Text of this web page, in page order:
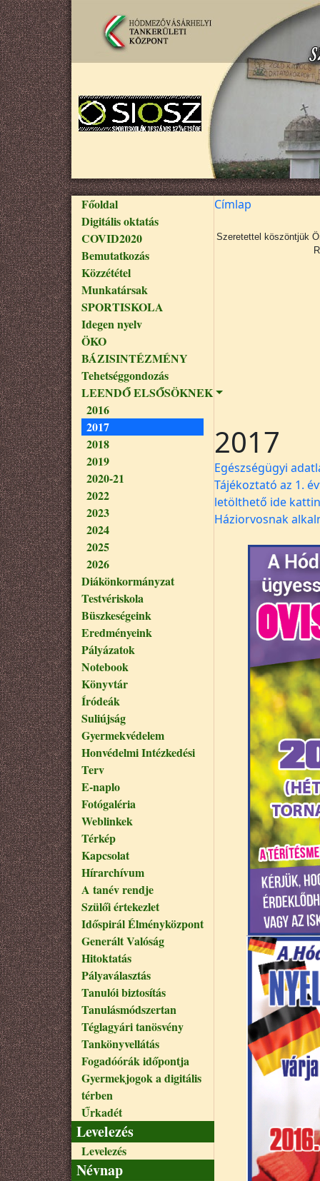
Ugrás a tartalomra
Fő navigáció
Főoldal
Digitális oktatás
COVID2020
Bemutatkozás
Közzététel
Munkatársak
SPORTISKOLA
Idegen nyelv
ÖKO
BÁZISINTÉZMÉNY
Tehetséggondozás
LEENDŐ ELSŐSÖKNEK
2016
2017
2018
2019
2020-21
2022
2023
2024
2025
2026
Diákönkormányzat
Testvériskola
Büszkeségeink
Eredményeink
Pályázatok
Notebook
Könyvtár
Íródeák
Suliújság
Gyermekvédelem
Honvédelmi Intézkedési
Terv
E-naplo
Fotógaléria
Weblinkek
Térkép
Kapcsolat
Hírarchívum
A tanév rendje
Szülői értekezlet
Időspirál Élményközpont
Generált Valóság
Hitoktatás
Pályaválasztás
Tanulói biztosítás
Tanulásmódszertan
Téglagyári tanösvény
Tankönyvellátás
Fogadóórák időpontja
Gyermekjogok a digitális
térben
Űrkadét
Levelezés
Levelezés
Névnap
Címlap
Szeretettel köszöntjük
2017
Egészségügyi
Tájékoztató az 1.
letölthető ide
Háziorvosnak